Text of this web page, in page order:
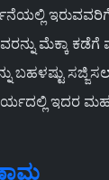
ಇರುವವರಿಗೆ
ಮೆಕ್ಕಾ
ಬಹಳಷ್ಟು
ಇದರ